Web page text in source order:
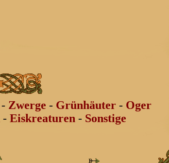
- Zwerge - Grünhäuter- Oger
- Eiskreaturen - Sonstige